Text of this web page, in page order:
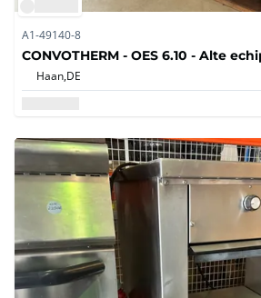
A1-49140-8
CONVOTHERM - OES 6.10 - Alte
Haan,DE